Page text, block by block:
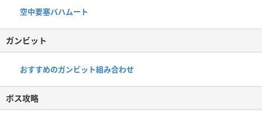
空中要塞バハムート
ガンビット
おすすめのガンビット組み合わせ
ボス攻略